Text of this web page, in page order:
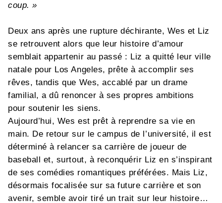
coup. »
Deux ans après une rupture déchirante, Wes et Liz
se retrouvent alors que leur histoire d’amour
semblait appartenir au passé : Liz a quitté leur ville
natale pour Los Angeles, prête à accomplir ses
rêves, tandis que Wes, accablé par un drame
familial, a dû renoncer à ses propres ambitions
pour soutenir les siens.
Aujourd’hui, Wes est prêt à reprendre sa vie en
main. De retour sur le campus de l’université, il est
déterminé à relancer sa carrière de joueur de
baseball et, surtout, à reconquérir Liz en s’inspirant
de ses comédies romantiques préférées. Mais Liz,
désormais focalisée sur sa future carrière et son
avenir, semble avoir tiré un trait sur leur histoire…